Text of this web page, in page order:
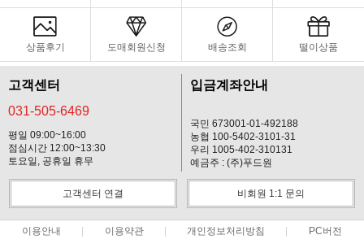
상품후기 도매회원신청 배송조회 떨이상품
고객센터
031-505-6469
평일 09:00~16:00
점심시간 12:00~13:30
토요일, 공휴일 휴무
입금계좌안내
국민 673001-01-492188
농협 100-5402-3101-31
우리 1005-402-310131
예금주 : (주)푸드원
고객센터 연결 비회원 1:1 문의
이용안내 이용약관 개인정보처리방침 PC버전